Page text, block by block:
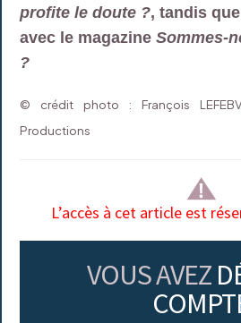
profite le doute ?, tandis
avec le magazineSommes-
?
© crédit photo : François
Productions
L’accès à cet article est
VOUS AVEZ